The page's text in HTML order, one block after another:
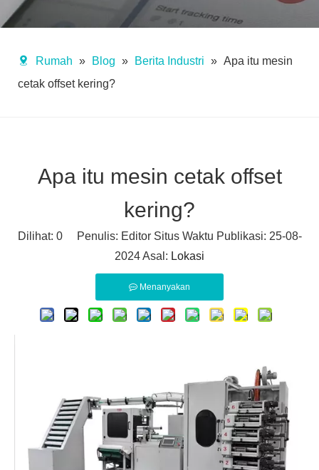
Rumah » Blog » Berita Industri » Apa itu mesin
cetak offset kering?
Apa itu mesin cetak offset
kering?
Dilihat: 0Penulis: Editor Situs Waktu Publikasi: 25-08-
2024 Asal: Lokasi
Menanyakan